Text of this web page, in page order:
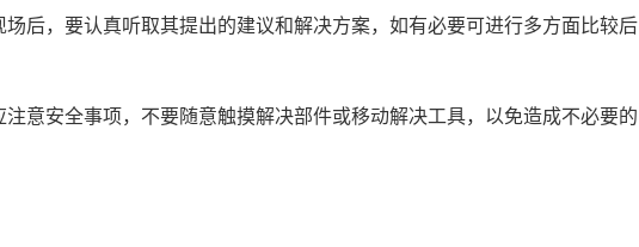
，要认真听取其提出的建议和解决方案，如有必要可进行多方面比较后
安全事项，不要随意触摸解决部件或移动解决工具，以免造成不必要的